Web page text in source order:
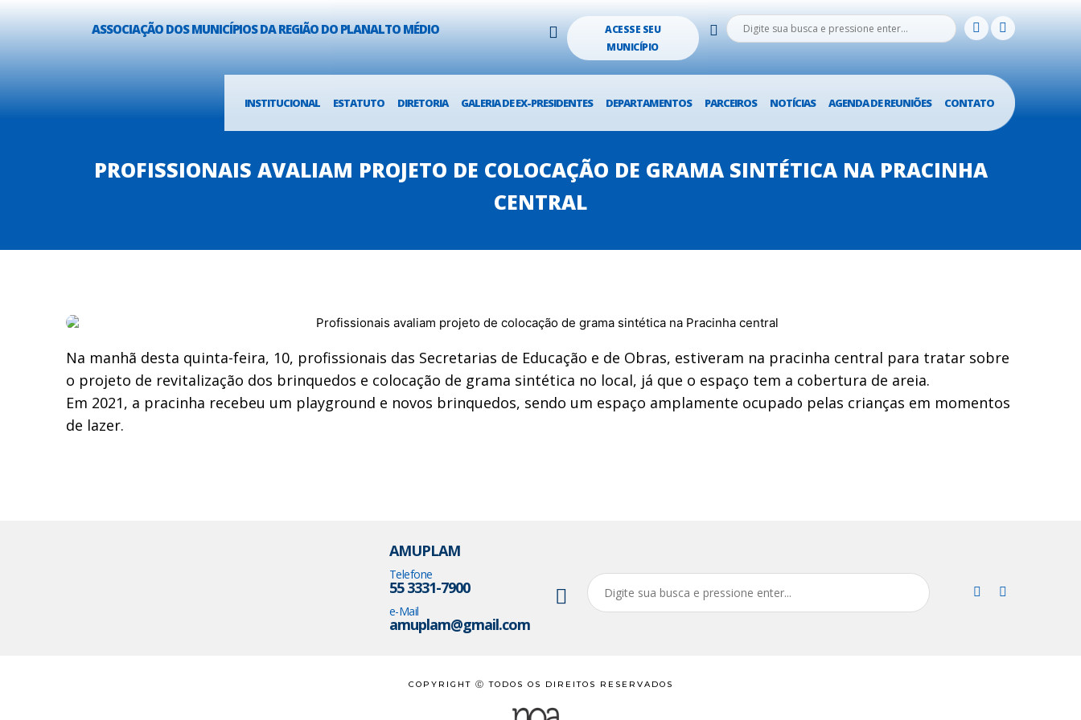
ASSOCIAÇÃO DOS MUNICÍPIOS DA REGIÃO DO PLANALTO MÉDIO
ACESSE SEU
MUNICÍPIO
INSTITUCIONAL ESTATUTO DIRETORIA GALERIA DE EX-PRESIDENTES DEPARTAMENTOS PARCEIROS NOTÍCIAS AGENDA DE REUNIÕES CONTATO
PROFISSIONAIS AVALIAM PROJETO DE COLOCAÇÃO DE GRAMA SINTÉTICA NA PRACINHA
CENTRAL
Na manhã desta quinta-feira, 10, profissionais das Secretarias de Educação e de Obras, estiveram na pracinha central para tratar sobre
o projeto de revitalização dos brinquedos e colocação de grama sintética no local, já que o espaço tem a cobertura de areia.
Em 2021, a pracinha recebeu um playground e novos brinquedos, sendo um espaço amplamente ocupado pelas crianças em momentos
de lazer.
AMUPLAM
Telefone
55 3331-7900
e-Mail
amuplam@gmail.com
COPYRIGHT Ⓒ TODOS OS DIREITOS RESERVADOS